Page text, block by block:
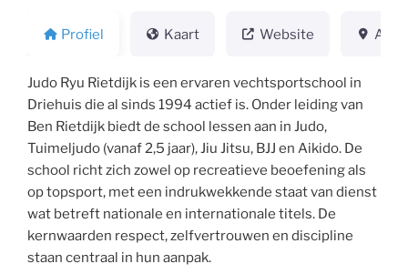
Profiel Kaart Website
Judo Ryu Rietdijk is een ervaren vechtsportschool in
Driehuis die al sinds 1994 actief is. Onder leiding van
Ben Rietdijk biedt de school lessen aan in Judo,
Tuimeljudo (vanaf 2,5 jaar), Jiu Jitsu, BJJ en Aikido. De
school richt zich zowel op recreatieve beoefening als
op topsport, met een indrukwekkende staat van dienst
wat betreft nationale en internationale titels. De
kernwaarden respect, zelfvertrouwen en discipline
staan centraal in hun aanpak.